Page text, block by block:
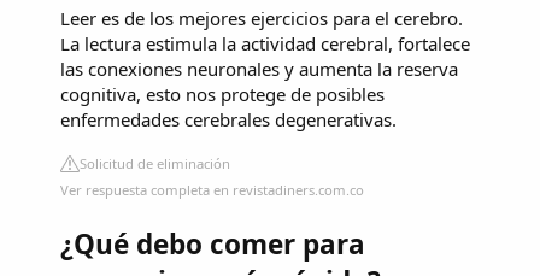
Leer es de los mejores ejercicios para el cerebro.
La lectura estimula la actividad cerebral, fortalece
las conexiones neuronales y aumenta la reserva
cognitiva, esto nos protege de posibles
enfermedades cerebrales degenerativas.
Solicitud de eliminación
Ver respuesta completa en revistadiners.com.co
¿Qué debo comer para